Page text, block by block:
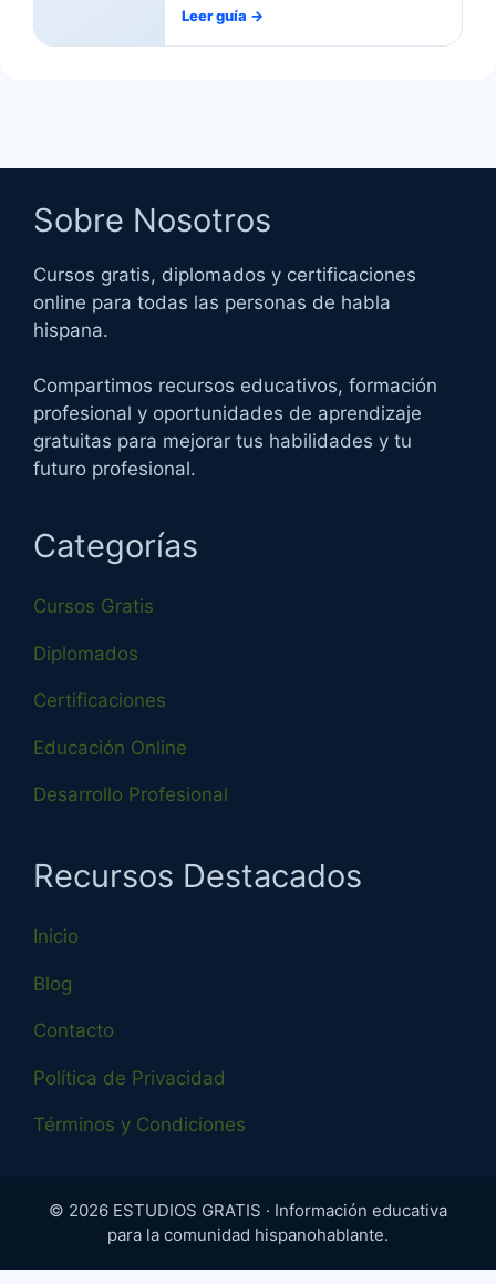
Leer guía →
Sobre Nosotros
Cursos gratis, diplomados y certificaciones
online para todas las personas de habla
hispana.
Compartimos recursos educativos, formación
profesional y oportunidades de aprendizaje
gratuitas para mejorar tus habilidades y tu
futuro profesional.
Categorías
Cursos Gratis
Diplomados
Certificaciones
Educación Online
Desarrollo Profesional
Recursos Destacados
Inicio
Blog
Contacto
Política de Privacidad
Términos y Condiciones
© 2026 ESTUDIOS GRATIS · Información educativa
para la comunidad hispanohablante.